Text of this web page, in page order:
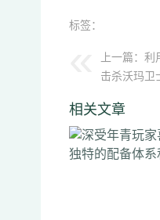
标签：
上一篇： 利
击杀沃玛卫
相关文章